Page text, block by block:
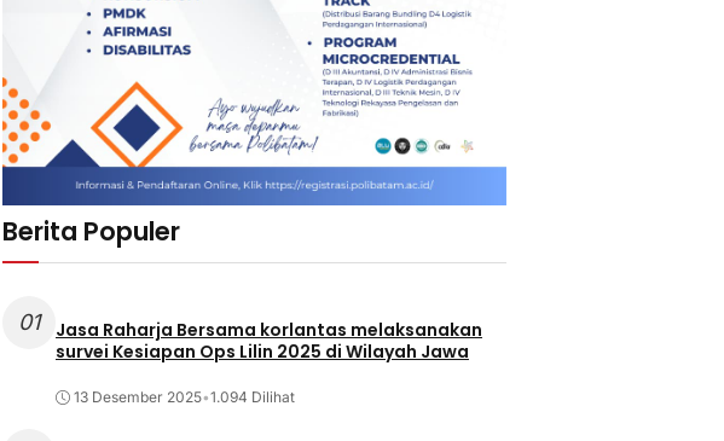
Berita Populer
01
Jasa Raharja Bersama korlantas melaksanakan
survei Kesiapan Ops Lilin 2025 di Wilayah Jawa
13 Desember 2025•1.094 Dilihat